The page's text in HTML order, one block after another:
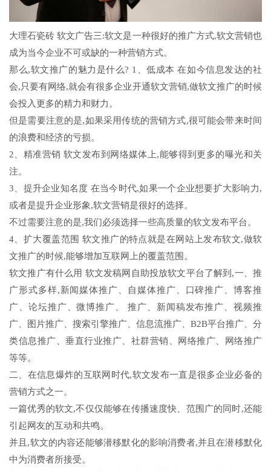
大理石瓷砖 软文广告三:软文是一种很好的推广方式,软文营销也
成为当今企业不可或缺的一种营销方式。
那么,软文推广的魅力是什么? 1、低成本 在如今信息发达的社
会,只要有网络,就会有很多企业开通软文营销,做软文推广的时候
会投入更多的精力和财力。
但是需要注意的是,如果采用传统的营销方式,很可能会带来时间
的浪费和经济的亏损。
2、精准营销 软文发布到网络媒体上,能够得到更多的曝光和关
注。
3、提升企业知名度 在当今时代,如果一个企业想要扩大影响力,
或者是提升企业形象,软文营销是很好的选择。
不过需要注意的是,我们必须选择一些高质量的软文发布平台。
4、扩大覆盖范围 软文推广的特点就是在网站上发布软文,做软
文推广的时候,能够增加互联网上的覆盖范围。
软文推广有什么用 软文发稿网自助投放软文平台了解到,一、推
广形式多样,新闻媒体推广、自媒体推广、口碑推广、博客推
广、论坛推广、微博推广、 推广、新闻稿发布推广、视频推
广、图片推广、搜索引擎推广、信息流推广、B2B平台推广、分
类信息推广、垂直行业推广、社群营销、网络推广、网络推广
等等。
二、在信息爆炸的互联网时代,软文发布一直是很多企业必备的
营销方式之一。
一篇优秀的软文,不仅仅能够在传播速度快、范围广的同时,还能
引起网友的互动和共鸣。
并且,软文的内容还能够潜移默化的影响消费者,并且在潜移默化
中为消费者所接受。